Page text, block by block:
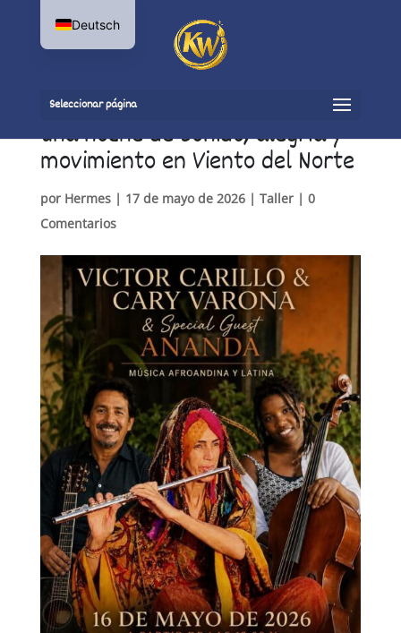
Seleccionar página
Una noche de sonido, alegría y
movimiento en Viento del Norte
por Hermes| 17 de mayo de 2026| Taller| 0
Comentarios
Deutsch